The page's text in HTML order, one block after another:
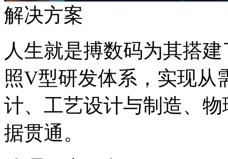
解决方案
人生就是搏数码为其搭建
照V型研发体系，实现从
计、工艺设计与制造
据贯通。